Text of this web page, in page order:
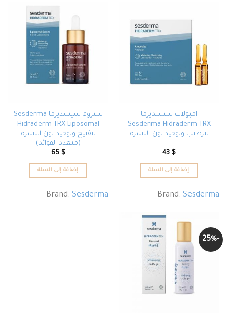
امبولات سيسديرما
Sesderma Hidraderm TRX
لترطيب وتوحيد لون البشرة
43 $
إضافة إلى السلة
Brand:Sesderma
سيروم سيسديرما Sesderma
Hidraderm TRX Liposomal
لتفتيح وتوحيد لون البشرة
(متعدد الفوائد)
65 $
إضافة إلى السلة
Brand:Sesderma
-25%